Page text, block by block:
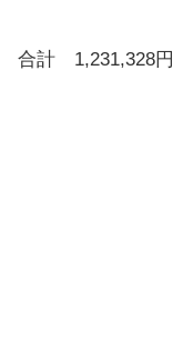
合計 1,231,328円